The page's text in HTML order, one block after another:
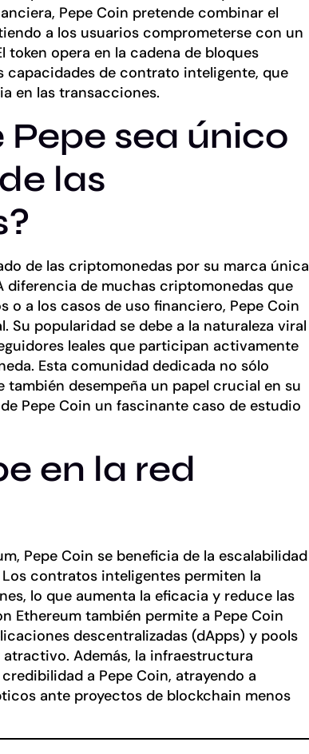
Pepe Coin pretende combinar el
a los usuarios comprometerse con un
token opera en la cadena de bloques
capacidades de contrato inteligente, que
en las transacciones.
sea único
las
de las criptomonedas por su marca única
diferencia de muchas criptomonedas que
a los casos de uso financiero, Pepe Coin
popularidad se debe a la naturaleza viral
leales que participan activamente
Esta comunidad dedicada no sólo
también desempeña un papel crucial en su
Pepe Coin un fascinante caso de estudio
en la red
Pepe Coin se beneficia de la escalabilidad
contratos inteligentes permiten la
lo que aumenta la eficacia y reduce las
Ethereum también permite a Pepe Coin
descentralizadas (dApps) y pools
Además, la infraestructura
a Pepe Coin, atrayendo a
ante proyectos de blockchain menos